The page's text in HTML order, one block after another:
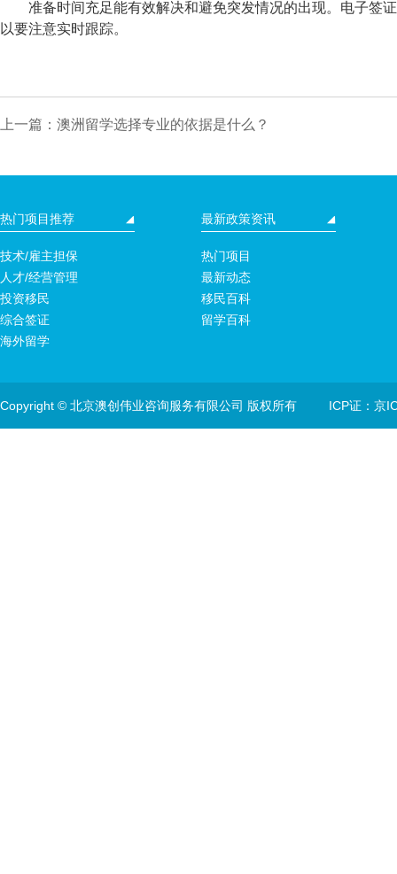
准备时间充足能有效解决和避免突发情况的出现。电子签证
以要注意实时跟踪。
上一篇：澳洲留学选择专业的依据是什么？
热门项目推荐
技术/雇主担保
人才/经营管理
投资移民
综合签证
海外留学
最新政策资讯
热门项目
最新动态
移民百科
留学百科
Copyright © 北京澳创伟业咨询服务有限公司 版权所有 ICP证：京